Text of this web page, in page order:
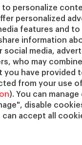
to personalize
personalized
features and to
information
social media,
who may
you have provided
from your use
). You can
disable
accept all